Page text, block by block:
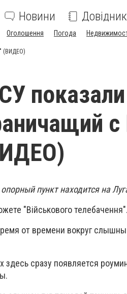
Новини Довідник
Оголошення Погода
(ВИДЕО)
пункт находится на
"Військового телебачення".
от времени вокруг
здесь сразу появляется